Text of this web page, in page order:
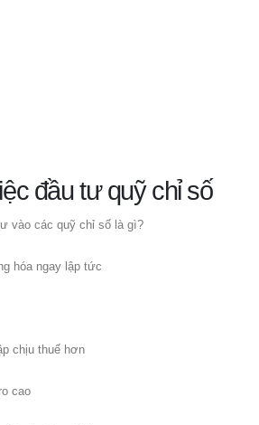
đầu tư quỹ chỉ số
vào các quỹ chỉ số là gì?
hóa ngay lập tức
chịu thuế hơn
cao